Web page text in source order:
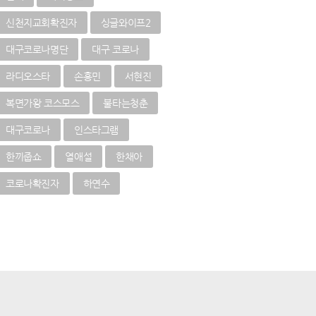
신천지교회확진자 싱글와이프2
대구코로나명단 대구 코로나
라디오스타 손흥민 서현진
복면가왕 코스모스 불타는청춘
대구코로나 인스타그램
한끼줍쇼 열애설 한채아
코로나확진자 하연수